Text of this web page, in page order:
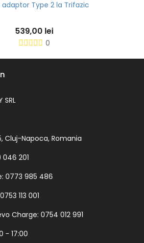
adaptor Type 2 la Trifazic
539,00 lei
0
SRL
Cluj-Napoca, Romania
201
0773 985 486
113 001
Charge: 0754 012 991
- 17:00